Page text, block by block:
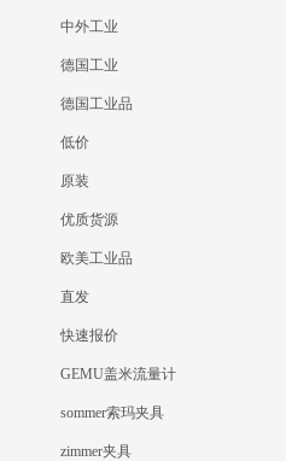
中外工业
德国工业
德国工业品
低价
原装
优质货源
欧美工业品
直发
快速报价
GEMU盖米流量计
sommer索玛夹具
zimmer夹具